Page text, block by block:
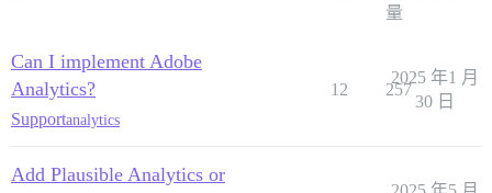
量
Can I implement Adobe
Analytics?
Supportanalytics
12 257
2025 年1 月
30 日
Add Plausible Analytics or